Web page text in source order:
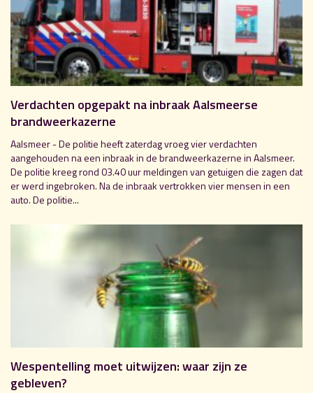
Verdachten opgepakt na inbraak Aalsmeerse
brandweerkazerne
Aalsmeer - De politie heeft zaterdag vroeg vier verdachten
aangehouden na een inbraak in de brandweerkazerne in Aalsmeer.
De politie kreeg rond 03.40 uur meldingen van getuigen die zagen dat
er werd ingebroken. Na de inbraak vertrokken vier mensen in een
auto. De politie...
Wespentelling moet uitwijzen: waar zijn ze
gebleven?